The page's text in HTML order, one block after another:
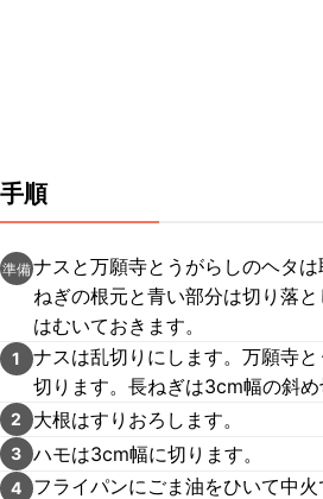
手順
準備ナスと万願寺とうがらしのヘタ
ねぎの根元と青い部分は切り落
はむいておきます。
1
ナスは乱切りにします。万願寺
切ります。長ねぎは3cm幅の斜め
2 大根はすりおろします。
3 ハモは3cm幅に切ります。
4
フライパンにごま油をひいて中